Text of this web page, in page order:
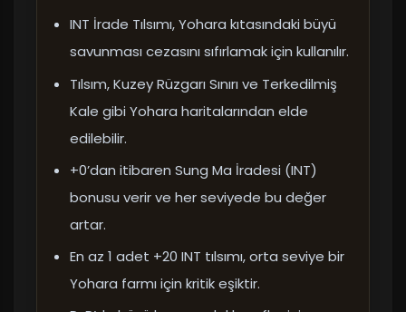
INT İrade Tılsımı, Yohara kıtasındaki büyü
savunması cezasını sıfırlamak için kullanılır.
Tılsım, Kuzey Rüzgarı Sınırı ve Terkedilmiş
Kale gibi Yohara haritalarından elde
edilebilir.
+0’dan itibaren Sung Ma İradesi (INT)
bonusu verir ve her seviyede bu değer
artar.
En az 1 adet +20 INT tılsımı, orta seviye bir
Yohara farmı için kritik eşiktir.